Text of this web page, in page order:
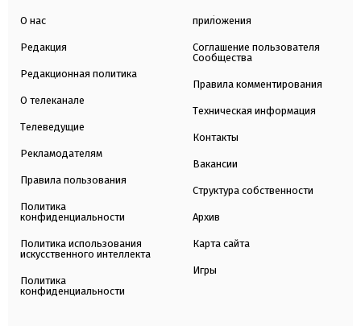
О нас
Редакция
Редакционная политика
О телеканале
Телеведущие
Рекламодателям
Правила пользования
Политика
конфиденциальности
Политика использования
искусственного интеллекта
Политика
конфиденциальности
приложения
Соглашение пользователя
Сообщества
Правила комментирования
Техническая информация
Контакты
Вакансии
Структура собственности
Архив
Карта сайта
Игры